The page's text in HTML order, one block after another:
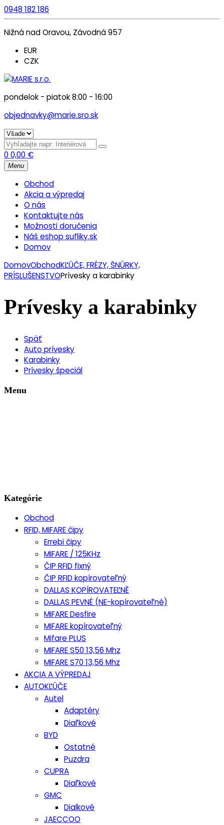
0948 182 186
Nižná nad Oravou, Závodná 957
EUR
CZK
pondelok - piatok 8:00 - 16:00
objednavky@marie.sro.sk
0 0,00 €
Menu
Obchod
Akcia a výpredaj
O nás
Kontaktujte nás
Možnosti doručenia
Náš eshop sufliky.sk
Domov
DomovObchodKĽÚČE, FRÉZY, ŠNÚRKY,
PRÍSLUŠENSTVOPrívesky a karabinky
Prívesky a karabinky
Späť
Auto prívesky
Karabinky
Prívesky špeciál
Menu
Kategórie
Obchod
RFID, MIFARE čipy
Errebi čipy
MIFARE / 125KHz
ČIP RFID fixný
ČIP RFID kopírovateľný
DALLAS KOPÍROVATEĽNĚ
DALLAS PEVNÉ (NE-kopírovateľné)
MIFARE Desfire
MIFARE kopírovateľný
Mifare PLUS
MIFARE S50 13,56 Mhz
MIFARE S70 13,56 Mhz
AKCIA A VÝPREDAJ
AUTOKĽÚČE
Autel
Adaptéry
Diaľkové
BYD
Ostatné
Puzdra
CUPRA
Diaľkové
GMC
Dialkové
JAECCOO